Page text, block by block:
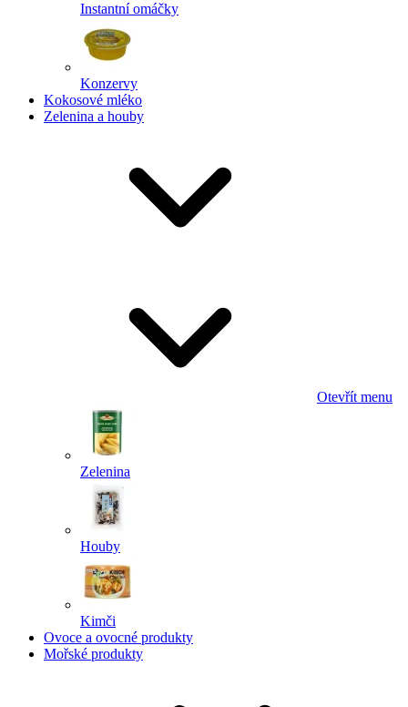
Instantní omáčky
Konzervy
Kokosové mléko
Zelenina a houby
Otevřít menu
Zelenina
Houby
Kimči
Ovoce a ovocné produkty
Mořské produkty